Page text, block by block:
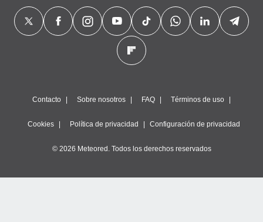
Contacto Sobre nosotros FAQ Términos de uso
Cookies Política de privacidad Configuración de privacidad
© 2026 Meteored. Todos los derechos reservados